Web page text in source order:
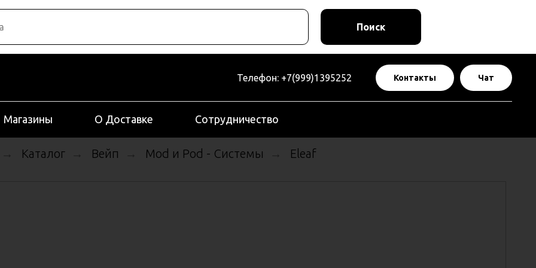
Поиск
Телефон: +7(999)1395252 Контакты Чат
Магазины О Доставке Сотрудничество
→ Каталог → Вейп → Mod и Pod - Системы → Eleaf